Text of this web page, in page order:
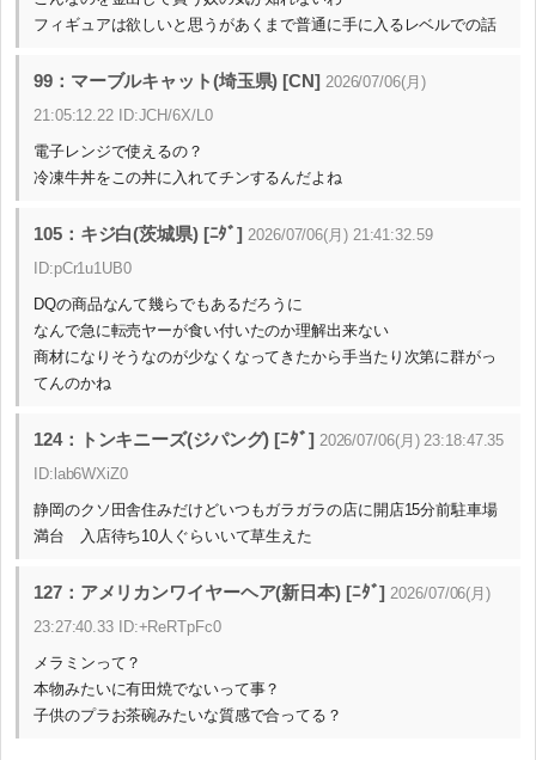
フィギュアは欲しいと思うがあくまで普通に手に入るレベルでの話
99：マーブルキャット(埼玉県) [CN] 2026/07/06(月)
21:05:12.22 ID:JCH/6X/L0
電子レンジで使えるの？
冷凍牛丼をこの丼に入れてチンするんだよね
105：キジ白(茨城県) [ﾆﾀﾞ] 2026/07/06(月) 21:41:32.59
ID:pCr1u1UB0
DQの商品なんて幾らでもあるだろうに
なんで急に転売ヤーが食い付いたのか理解出来ない
商材になりそうなのが少なくなってきたから手当たり次第に群がっ
てんのかね
124：トンキニーズ(ジパング) [ﾆﾀﾞ] 2026/07/06(月) 23:18:47.35
ID:lab6WXiZ0
静岡のクソ田舎住みだけどいつもガラガラの店に開店15分前駐車場
満台 入店待ち10人ぐらいいて草生えた
127：アメリカンワイヤーヘア(新日本) [ﾆﾀﾞ] 2026/07/06(月)
23:27:40.33 ID:+ReRTpFc0
メラミンって？
本物みたいに有田焼でないって事？
子供のプラお茶碗みたいな質感で合ってる？